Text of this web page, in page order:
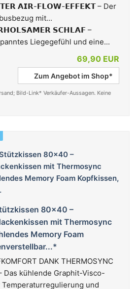
𝗔𝗜𝗥-𝗙𝗟𝗢𝗪-𝗘𝗙𝗙𝗘𝗞𝗧 – Der
mit...
𝗦𝗖𝗛𝗟𝗔𝗙 –
Liegegefühl und eine...
69,90 EUR
Zum Angebot im Shop*
Bild-Link* Verkäufer-Aussagen. Keine
80x40 –
mit Thermosync
Memory Foam
DANK THERMOSYNC
Das kühlende Graphit-Visco-
und